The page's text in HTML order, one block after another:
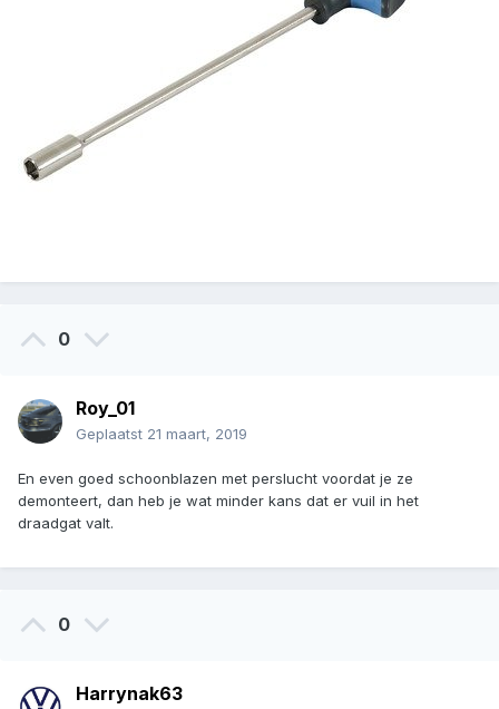
0
Roy_01
Geplaatst 21 maart, 2019
En even goed schoonblazen met perslucht voordat je ze
demonteert, dan heb je wat minder kans dat er vuil in het
draadgat valt.
0
Harrynak63